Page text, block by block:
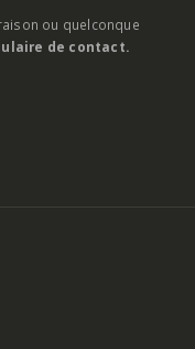
ou quelconque
de contact.